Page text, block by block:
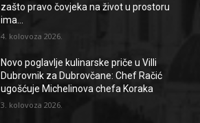
zašto pravo čovjeka na život u prostoru
ima...
4. kolovoza 2026.
Novo poglavlje kulinarske priče u Villi
Dubrovnik za Dubrovčane: Chef Račić
ugošćuje Michelinova chefa Koraka
3. kolovoza 2026.